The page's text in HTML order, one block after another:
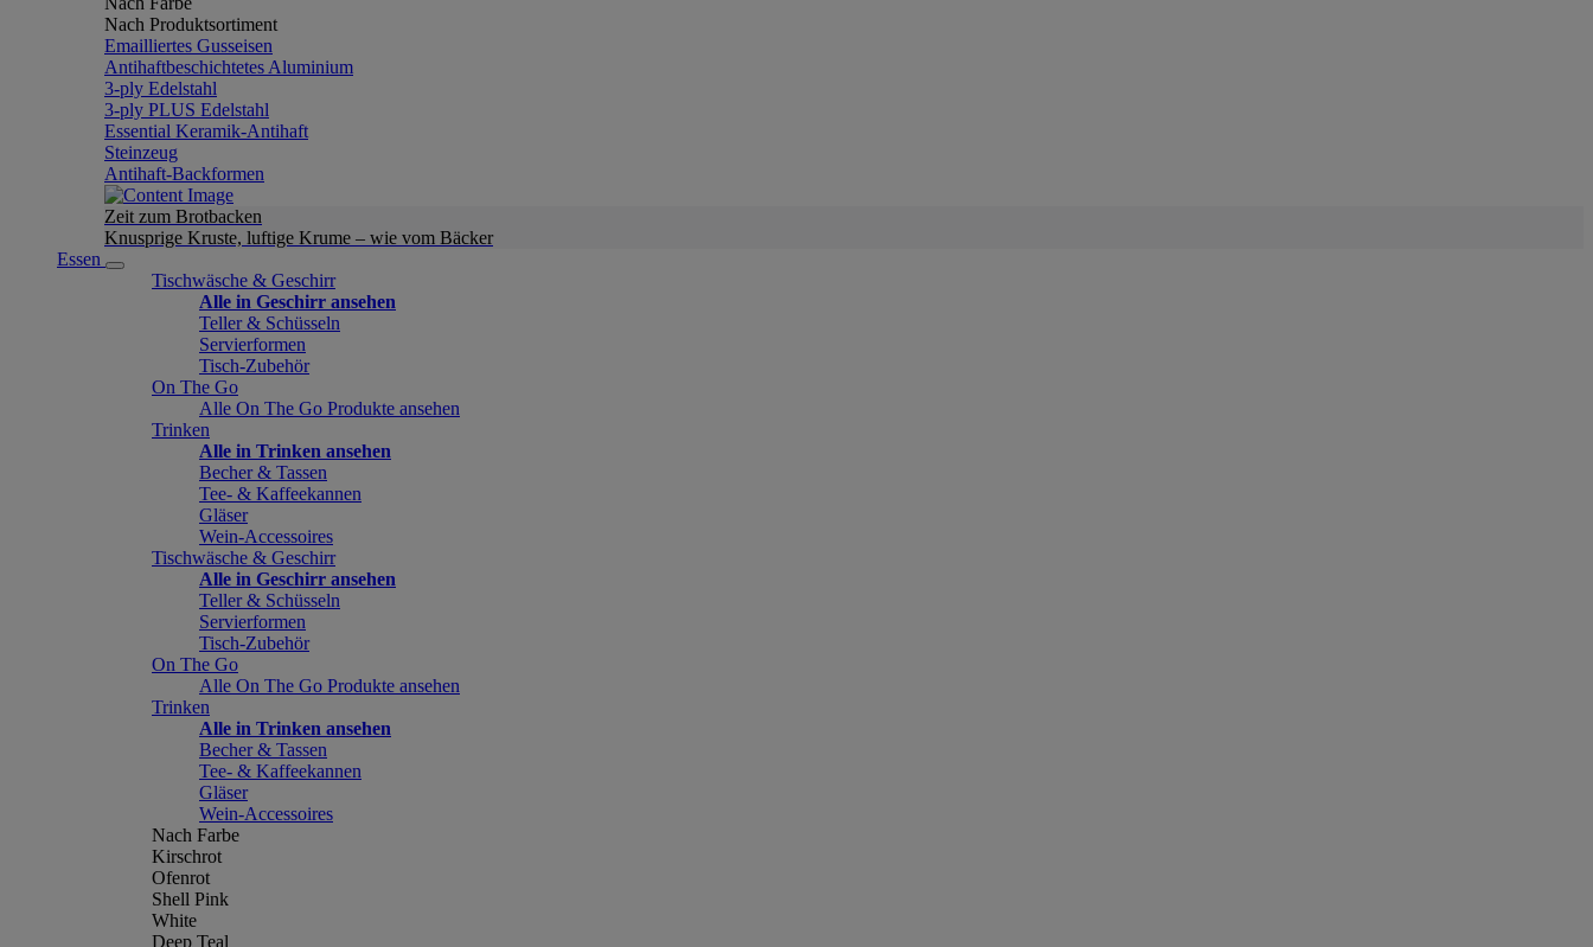
Nach Produktsortiment
Emailliertes Gusseisen
Antihaftbeschichtetes Aluminium
3-ply Edelstahl
3-ply PLUS Edelstahl
Essential Keramik-Antihaft
Steinzeug
Antihaft-Backformen
Zeit zum Brotbacken
Knusprige Kruste, luftige Krume – wie vom Bäcker
Essen
Tischwäsche & Geschirr
Alle in Geschirr ansehen
Teller & Schüsseln
Servierformen
Tisch-Zubehör
On The Go
Alle On The Go Produkte ansehen
Trinken
Alle in Trinken ansehen
Becher & Tassen
Tee- & Kaffeekannen
Gläser
Wein-Accessoires
Tischwäsche & Geschirr
Alle in Geschirr ansehen
Teller & Schüsseln
Servierformen
Tisch-Zubehör
On The Go
Alle On The Go Produkte ansehen
Trinken
Alle in Trinken ansehen
Becher & Tassen
Tee- & Kaffeekannen
Gläser
Wein-Accessoires
Nach Farbe
Kirschrot
Ofenrot
Shell Pink
White
Deep Teal